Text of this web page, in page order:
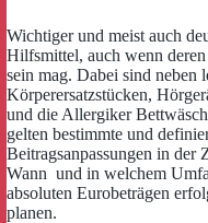
Wichtiger und meist auch
Hilfsmittel, auch wenn
sein mag. Dabei sind neben
Körperersatzstücken,
und die Allergiker
gelten bestimmte und
Beitragsanpassungen in der
Wann und in welchem
absoluten Eurobeträgen
planen.